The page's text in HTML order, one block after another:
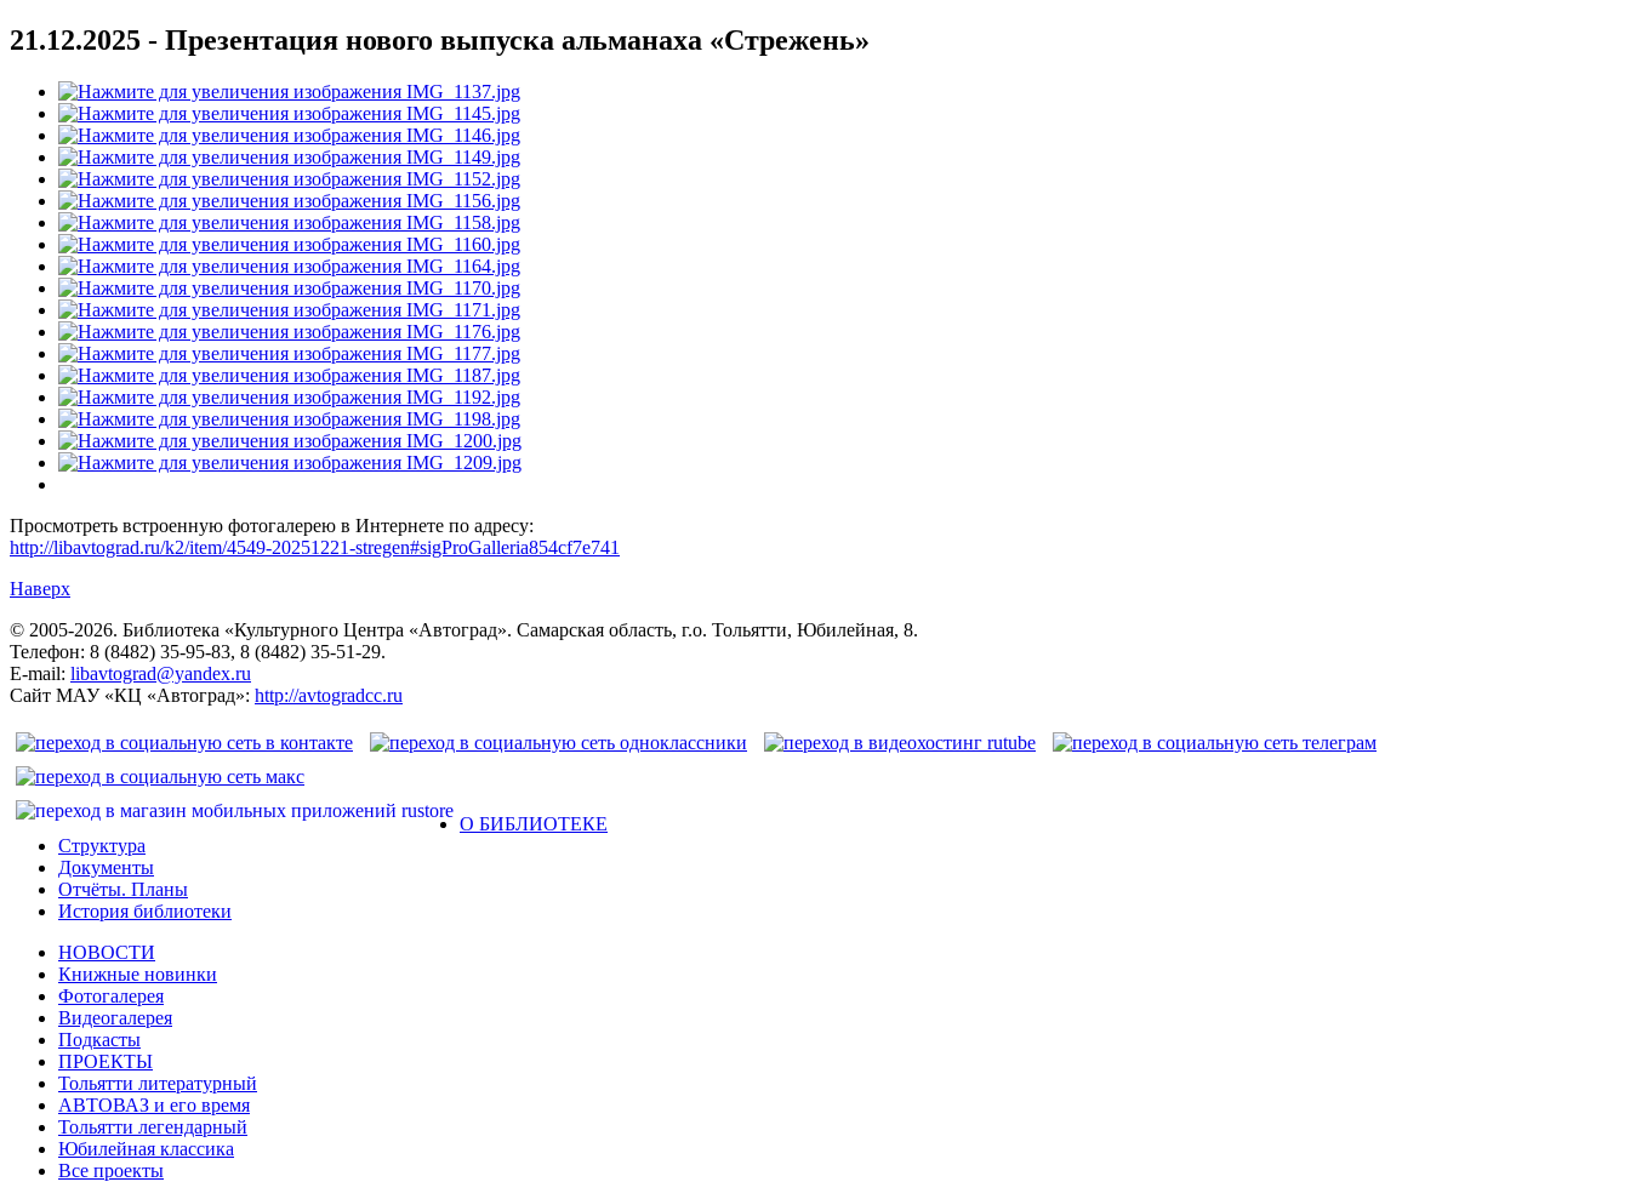
21.12.2025 - Презентация нового выпуска альманаха «Стрежень»
Просмотреть встроенную фотогалерею в Интернете по адресу:
http://libavtograd.ru/k2/item/4549-20251221-stregen#sigProGalleria854cf7e741
Наверх
© 2005-2026. Библиотека «Культурного Центра «Автоград». Самарская область, г.о. Тольятти, Юбилейная, 8.
Телефон: 8 (8482) 35-95-83, 8 (8482) 35-51-29.
E-mail: libavtograd@yandex.ru
Сайт МАУ «КЦ «Автоград»: http://avtogradcc.ru
О БИБЛИОТЕКЕ
Структура
Документы
Отчёты. Планы
История библиотеки
НОВОСТИ
Книжные новинки
Фотогалерея
Видеогалерея
Подкасты
ПРОЕКТЫ
Тольятти литературный
АВТОВАЗ и его время
Тольятти легендарный
Юбилейная классика
Все проекты